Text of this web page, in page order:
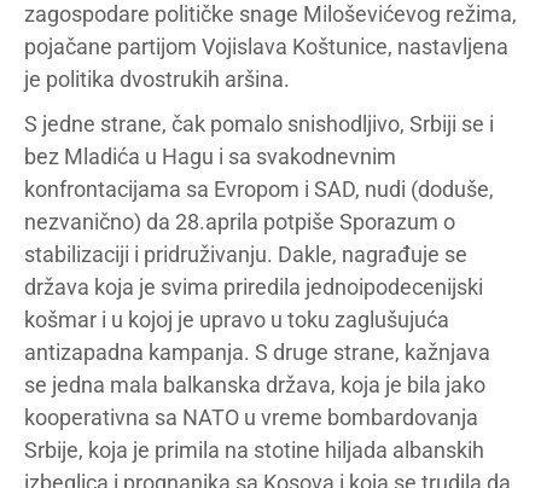
zagospodare političke snage Miloševićevog režima,
pojačane partijom Vojislava Koštunice, nastavljena
je politika dvostrukih aršina.
S jedne strane, čak pomalo snishodljivo, Srbiji se i
bez Mladića u Hagu i sa svakodnevnim
konfrontacijama sa Evropom i SAD, nudi (doduše,
nezvanično) da 28.aprila potpiše Sporazum o
stabilizaciji i pridruživanju. Dakle, nagrađuje se
država koja je svima priredila jednoipodecenijski
košmar i u kojoj je upravo u toku zaglušujuća
antizapadna kampanja. S druge strane, kažnjava
se jedna mala balkanska država, koja je bila jako
kooperativna sa NATO u vreme bombardovanja
Srbije, koja je primila na stotine hiljada albanskih
izbeglica i prognanika sa Kosova i koja se trudila da